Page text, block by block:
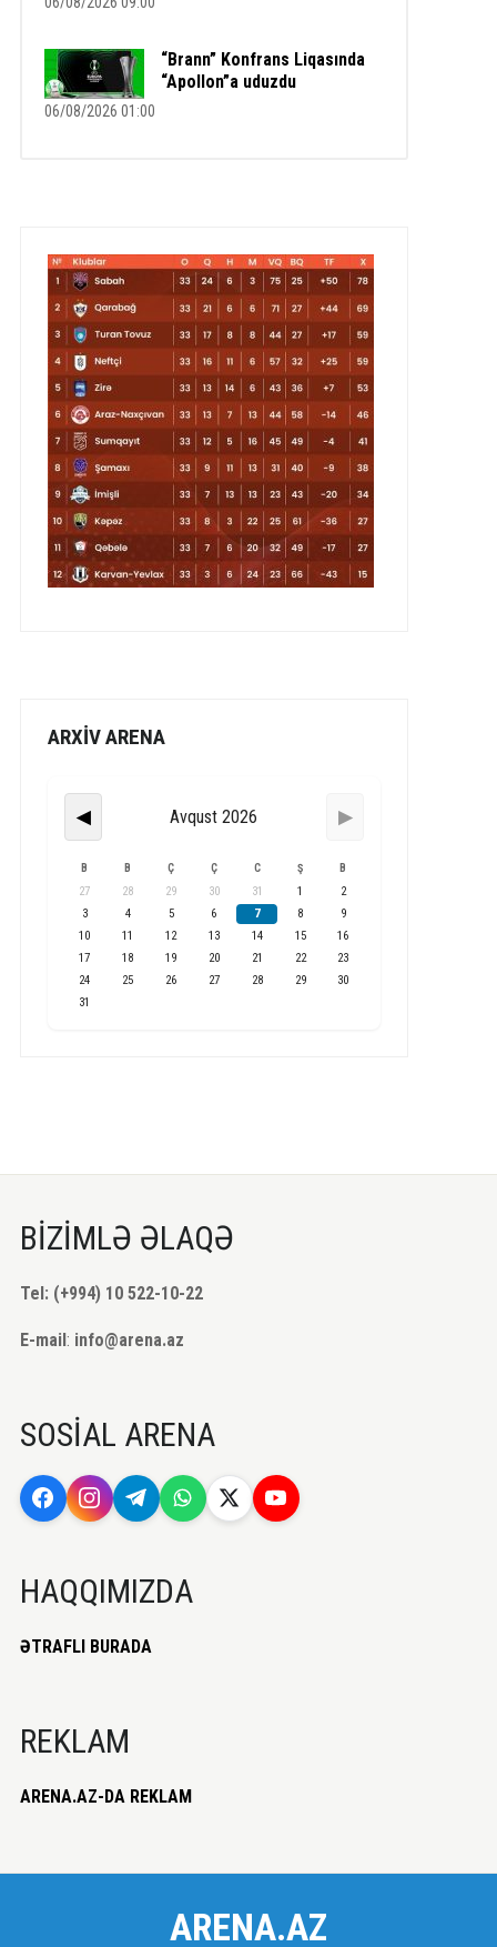
“Brann” Konfrans Liqasında
“Apollon”a uduzdu
06/08/2026 01:00
ARXİV ARENA
◀ Avqust 2026 ▶
B B Ç Ç C Ş B
27 28 29 30 31 1
2
3
4 5 6 7 8
9
10
11 12 13 14 15
16
17
18 19 20 21 22
23
24
25 26 27 28 29
30
31
BİZİMLƏ ƏLAQƏ
Tel: (+994) 10 522-10-22
E-mail: info@arena.az
SOSİAL ARENA
HAQQIMIZDA
ƏTRAFLI BURADA
REKLAM
ARENA.AZ-DA REKLAM
ARENA.AZ